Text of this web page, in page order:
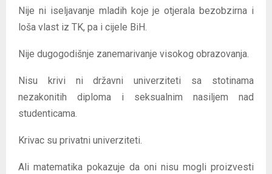
Nije ni iseljavanje mladih koje je otjerala bezobzirna i
loša vlast iz TK, pa i cijele BiH.
Nije dugogodišnje zanemarivanje visokog obrazovanja.
Nisu krivi ni državni univerziteti sa stotinama
nezakonitih diploma i seksualnim nasiljem nad
studenticama.
Krivac su privatni univerziteti.
Ali matematika pokazuje da oni nisu mogli proizvesti